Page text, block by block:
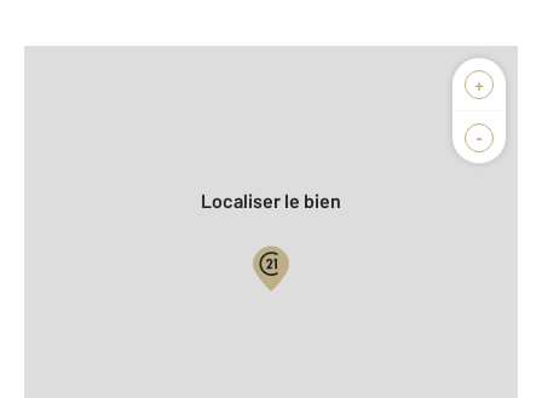
+
-
Biens vendus
Localiser le bien